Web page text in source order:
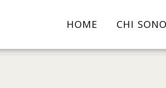
HOME CHI SONO